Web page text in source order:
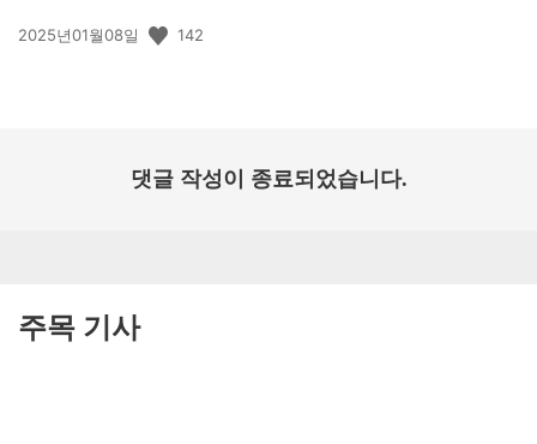
공
2025년01월08일 142
댓글 작성이 종료되었습니다.
주목 기사